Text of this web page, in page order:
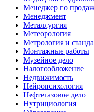
Менеджер по
Менеджмент
Металлургия
Метеорология
Метрология и
Монтажные работы
Музейное дело
Налогообложение
Недвижимость
Нейропсихология
Нефтегазовое дело
Нутрициология